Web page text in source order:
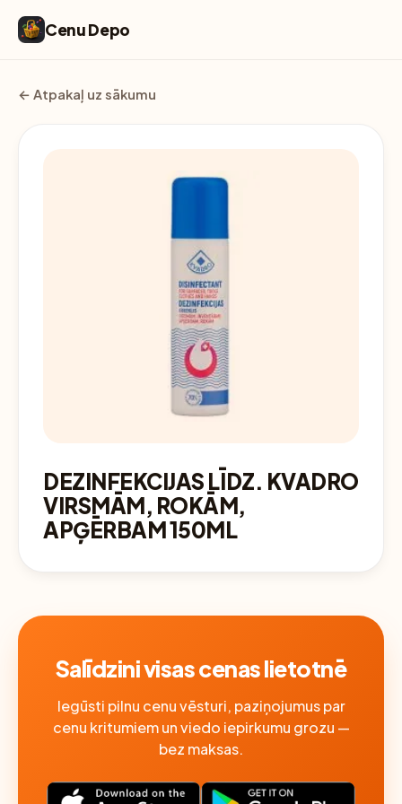
Cenu Depo
← Atpakaļ uz sākumu
DEZINFEKCIJAS LĪDZ. KVADRO
VIRSMĀM, ROKĀM,
APĢĒRBAM 150ML
Salīdzini visas cenas lietotnē
Iegūsti pilnu cenu vēsturi, paziņojumus par
cenu kritumiem un viedo iepirkumu grozu —
bez maksas.